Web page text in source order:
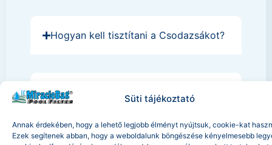
Süti tájékoztató
Annak érdekében, hogy a lehető legjobb élményt nyújtsuk, cookie-kat
Ezek segítenek abban, hogy a weboldalunk böngészése kényelmesebb
Hogyan kell tisztítani a Csodazsákot?
Mit jelent a 100% elégedettségi
garancia?